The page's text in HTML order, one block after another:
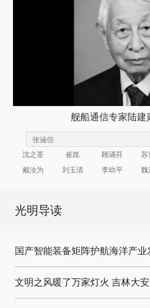
舰船通信专家陆建
沈之荃 崔崑 顾诵芬 苏
戴汝为
刘玉清 李幼平 魏
光明导读
国产智能装备矩阵护航海洋产业
文明之风暖了万家灯火 吉林大